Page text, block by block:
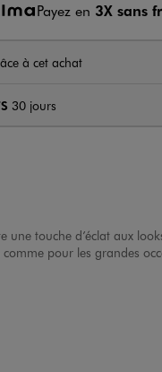
Payez en 3X sans
à cet achat
30 jours
touche d’éclat aux
pour les grandes